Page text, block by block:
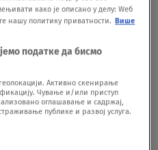
April 26, 2025
i Zakon o radu
како је описано у делу: Wеб
нашу политику приватности. Више
податке да бисмо
Активно скенирање
Чување и/или приступ
оглашавање и садржај,
публике и развој услуга.